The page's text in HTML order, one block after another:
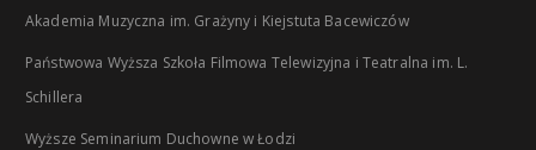
Akademia Muzyczna im. Grażyny i Kiejstuta Bacewiczów
Państwowa Wyższa Szkoła Filmowa Telewizyjna i Teatralna im. L.
Schillera
Wyższe Seminarium Duchowne w Łodzi